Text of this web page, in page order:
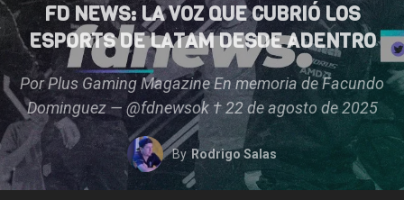
FD NEWS: LA VOZ QUE CUBRIÓ LOS
ESPORTS DE LATAM DESDE ADENTRO
Por Plus Gaming Magazine En memoria de Facundo
Dominguez — @fdnewsok † 22 de agosto de 2025
By Rodrigo Salas